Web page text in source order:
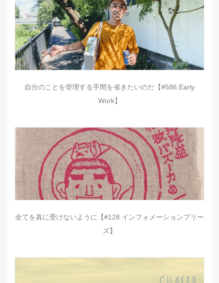
自分のことを管理する手間を省きたいのだ【#586.Early
Work】
全てを真に受けないように【#128.インフォメーションプリー
ズ】